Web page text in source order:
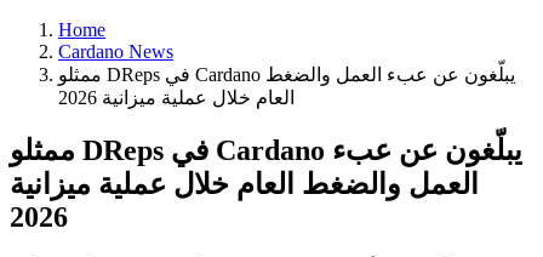
Home
Cardano News
ممثلو DReps في Cardano يبلّغون عن عبء العمل والضغط
العام خلال عملية ميزانية 2026
ممثلو DReps في Cardano يبلّغون عن عبء
العمل والضغط العام خلال عملية ميزانية
2026